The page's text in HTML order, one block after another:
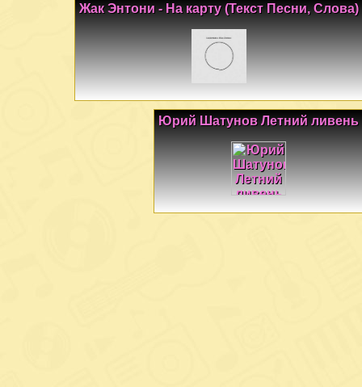
Жак Энтони - На карту (Текст Песни, Слова)
Юрий Шатунов Летний ливень